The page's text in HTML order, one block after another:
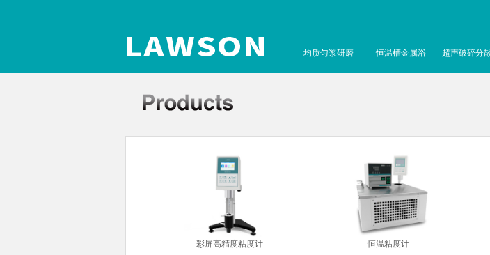
均质匀浆研磨 恒温槽金属浴 超声破碎分
彩屏高精度粘度计 恒温粘度计